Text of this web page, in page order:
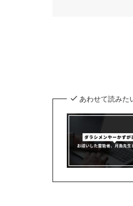
あわせて読みた